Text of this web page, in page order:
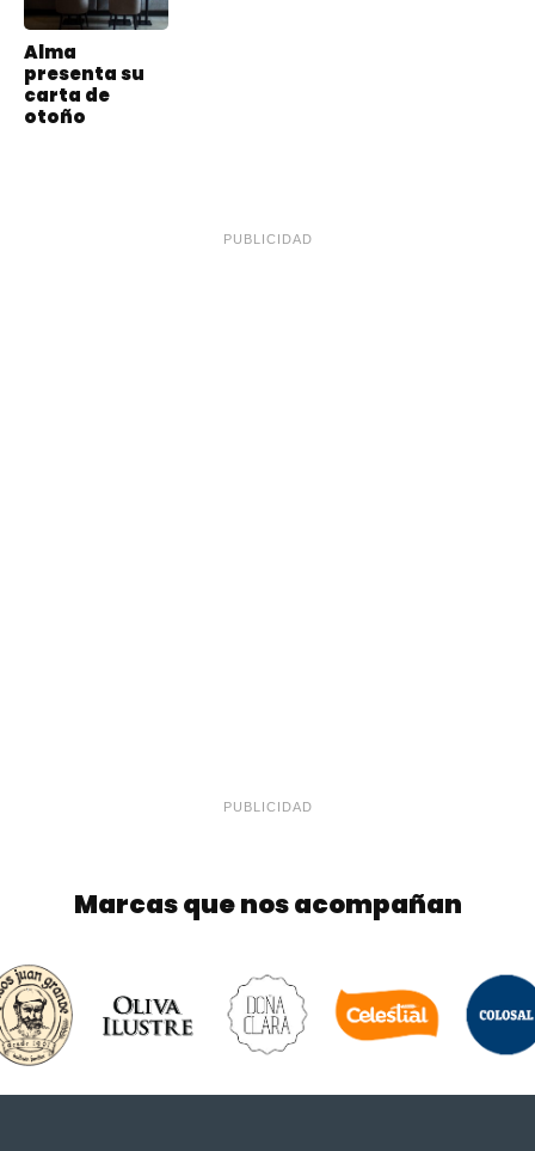
Alma
presenta su
carta de
otoño
PUBLICIDAD
PUBLICIDAD
Marcas que nos acompañan